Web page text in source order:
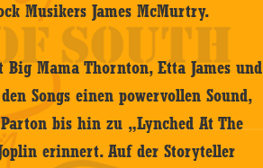
Musikers James McMurtry.
Mama Thornton, Etta James und
Songs einen powervollen Sound,
bis hin zu „Lynched At The
erinnert. Auf der Storyteller